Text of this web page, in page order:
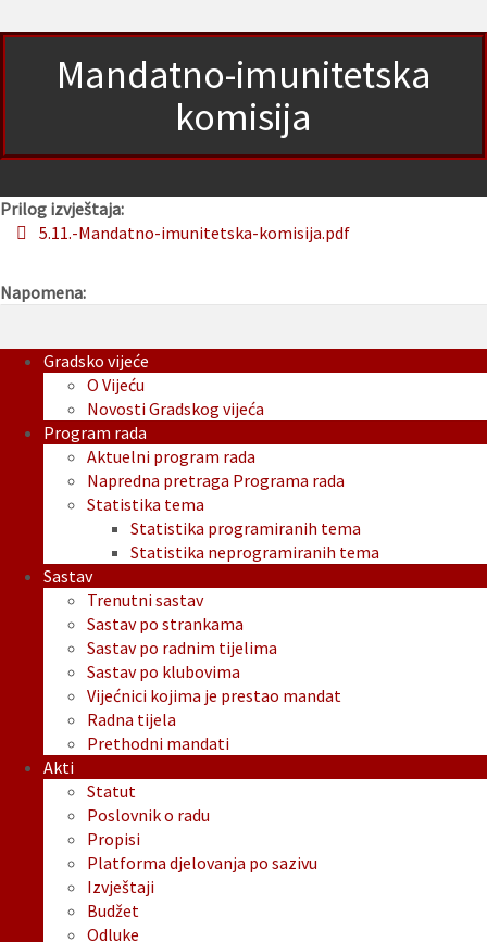
Mandatno-imunitetska
komisija
Prilog izvještaja:
5.11.-Mandatno-imunitetska-komisija.pdf
Napomena:
Gradsko vijeće
O Vijeću
Novosti Gradskog vijeća
Program rada
Aktuelni program rada
Napredna pretraga Programa rada
Statistika tema
Statistika programiranih tema
Statistika neprogramiranih tema
Sastav
Trenutni sastav
Sastav po strankama
Sastav po radnim tijelima
Sastav po klubovima
Vijećnici kojima je prestao mandat
Radna tijela
Prethodni mandati
Akti
Statut
Poslovnik o radu
Propisi
Platforma djelovanja po sazivu
Izvještaji
Budžet
Odluke